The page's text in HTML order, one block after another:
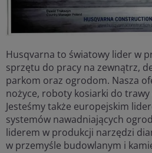
Husqvarna to światowy lider w
sprzętu do pracy na zewnątrz,
parkom oraz ogrodom. Nasza
nożyce, roboty kosiarki do
Jesteśmy także europejskim
systemów nawadniających
liderem w produkcji narzędzi
w przemyśle budowlanym i